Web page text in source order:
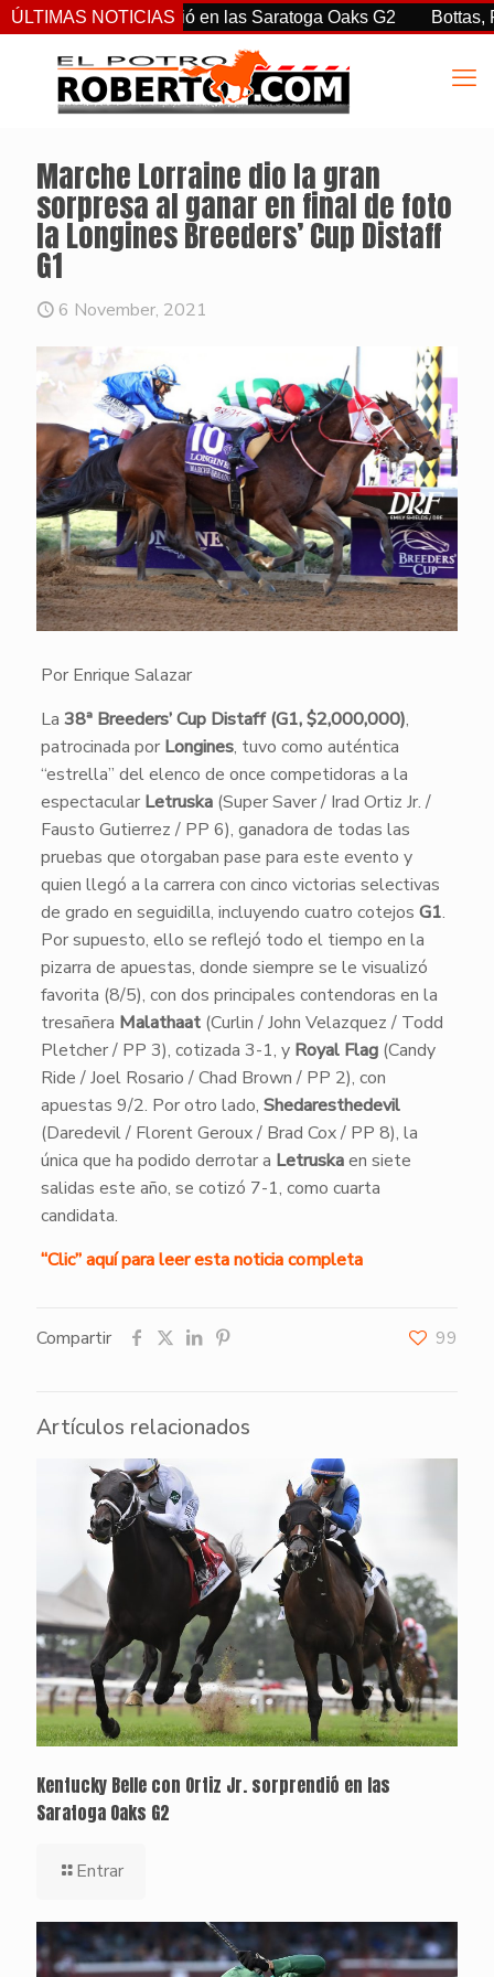
ÚLTIMAS NOTICIAS
Jr. sorprendió en las Saratoga Oaks G2 Bottas,
Marche Lorraine dio la gran
sorpresa al ganar en final de foto
la Longines Breeders’ Cup Distaff
G1
6 November, 2021
Por Enrique Salazar
La 38ª Breeders’ Cup Distaff (G1, $2,000,000),
patrocinada por Longines, tuvo como auténtica
“estrella” del elenco de once competidoras a la
espectacular Letruska(Super Saver / Irad Ortiz Jr. /
Fausto Gutierrez / PP 6), ganadora de todas las
pruebas que otorgaban pase para este evento y
quien llegó a la carrera con cinco victorias selectivas
de grado en seguidilla, incluyendo cuatro cotejos G1.
Por supuesto, ello se reflejó todo el tiempo en la
pizarra de apuestas, donde siempre se le visualizó
favorita (8/5), con dos principales contendoras en la
tresañera Malathaat(Curlin / John Velazquez / Todd
Pletcher / PP 3), cotizada 3-1, y Royal Flag(Candy
Ride / Joel Rosario / Chad Brown / PP 2), con
apuestas 9/2. Por otro lado, Shedaresthedevil
(Daredevil / Florent Geroux / Brad Cox / PP 8), la
única que ha podido derrotar a Letruskaen siete
salidas este año, se cotizó 7-1, como cuarta
candidata.
“Clic” aquí para leer esta noticia completa
Compartir 99
Artículos relacionados
Kentucky Belle con Ortiz Jr. sorprendió en las
Saratoga Oaks G2
Entrar